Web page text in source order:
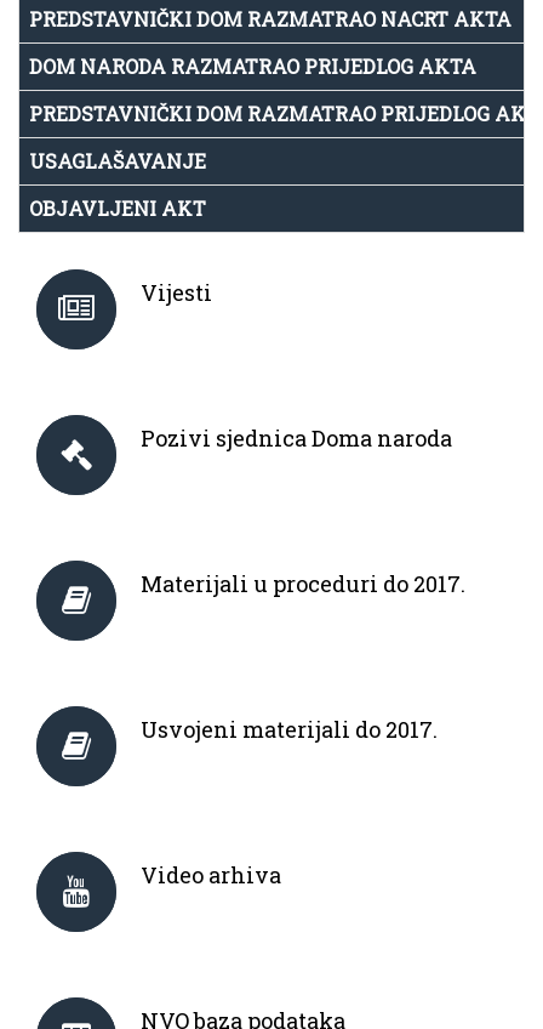
PREDSTAVNIČKI DOM RAZMATRAO NACRT AKTA
DOM NARODA RAZMATRAO PRIJEDLOG AKTA
PREDSTAVNIČKI DOM RAZMATRAO PRIJEDLOG
USAGLAŠAVANJE
OBJAVLJENI AKT
Vijesti
Pozivi sjednica Doma naroda
Materijali u proceduri do 2017.
Usvojeni materijali do 2017.
Video arhiva
NVO baza podataka